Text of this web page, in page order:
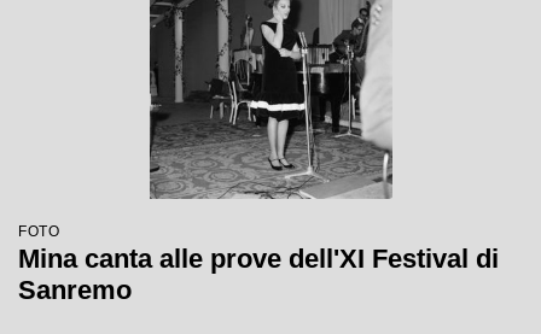
FOTO
Mina canta alle prove dell'XI Festival di
Sanremo